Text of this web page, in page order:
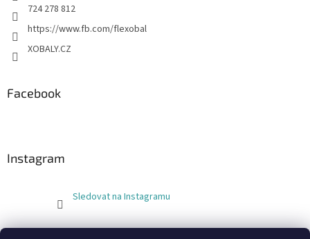
724 278 812
https://www.fb.com/flexobal
XOBALY.CZ
Facebook
Instagram
Sledovat na Instagramu